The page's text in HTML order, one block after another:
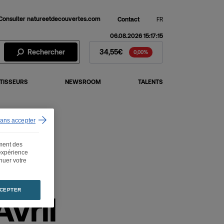
natureetdecouvertes.com Contact FR
Rechercher Action Fnac Darty - Cours de
06.08.2026 15:17:15
34,55€ 0,00%
NEWSROOM TALENTS
des
votre
accepter